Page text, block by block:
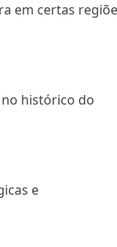
em certas
histórico do
e